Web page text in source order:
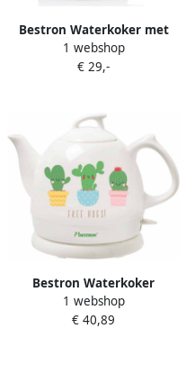
Bestron Waterkoker met
360° basis & tot 1.7 Liter
capaciteit automatische
2200W AWK2200BW Zwart
Hout
1 webshop
€ 29,-
Bestron Waterkoker
keramisch DTP800CA cactus
0.8 L wit
1 webshop
€ 40,89